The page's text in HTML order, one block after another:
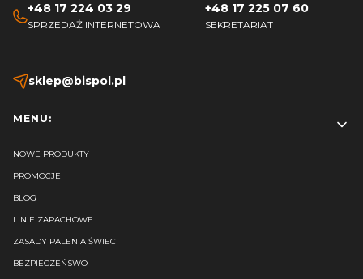
+48 17 224 03 29
SPRZEDAŻ INTERNETOWA
+48 17 225 07 60
SEKRETARIAT
sklep@bispol.pl
Linki w stopce
MENU:
NOWE PRODUKTY
PROMOCJE
BLOG
LINIE ZAPACHOWE
ZASADY PALENIA ŚWIEC
BEZPIECZEŃSWO